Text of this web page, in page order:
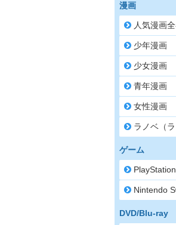
漫画
人気漫画
少年漫画
少女漫画
青年漫画
女性漫画
ラノベ（ラ
ゲーム
PlayStation
Nintendo
DVD/Blu-ray